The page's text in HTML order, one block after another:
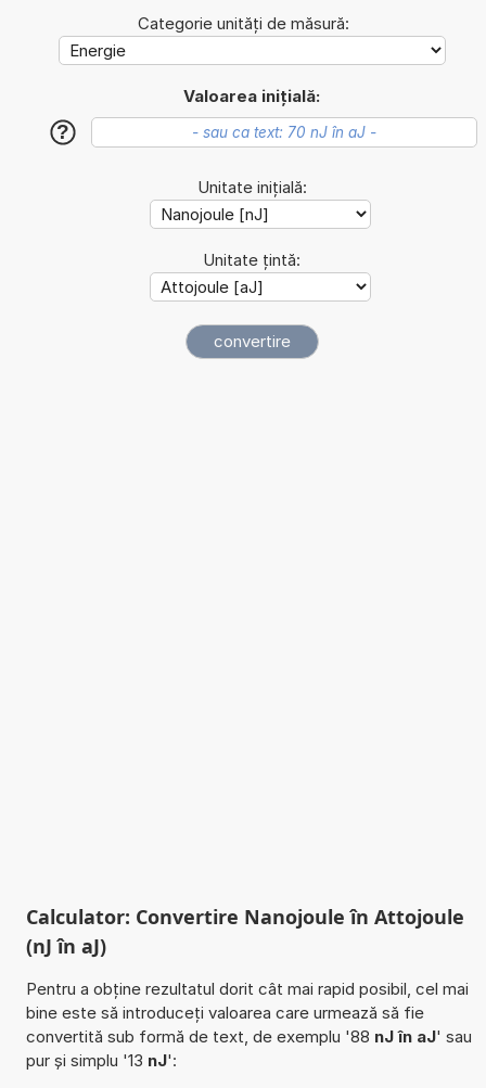
Categorie unități de măsură:
Valoarea inițială:
?
Unitate inițială:
Unitate țintă:
Calculator: Convertire Nanojoule în Attojoule
(nJ în aJ)
Pentru a obține rezultatul dorit cât mai rapid posibil, cel mai
bine este să introduceți valoarea care urmează să fie
convertită sub formă de text, de exemplu '88 nJ în aJ' sau
pur și simplu '13 nJ':